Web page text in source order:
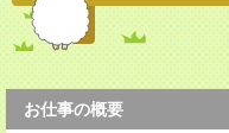
お仕事の概要